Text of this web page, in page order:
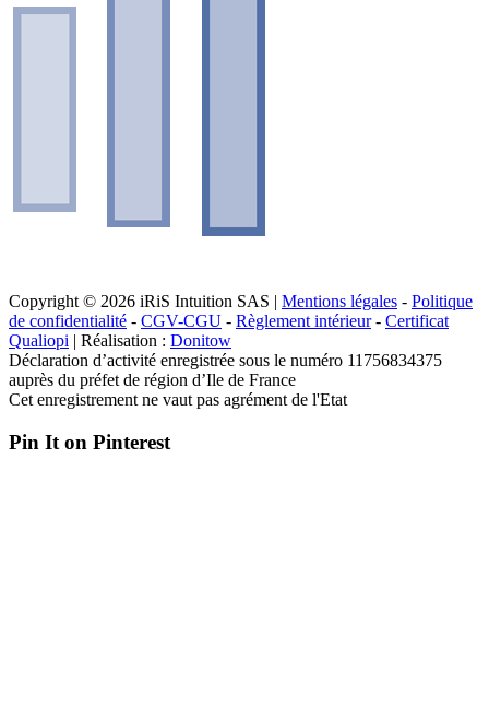
Copyright © 2026 iRiS Intuition SAS | Mentions légales - Politique
de confidentialité - CGV-CGU - Règlement intérieur- Certificat
Qualiopi | Réalisation : Donitow
Déclaration d’activité enregistrée sous le numéro 11756834375
auprès du préfet de région d’Ile de France
Cet enregistrement ne vaut pas agrément de l'Etat
Pin It on Pinterest